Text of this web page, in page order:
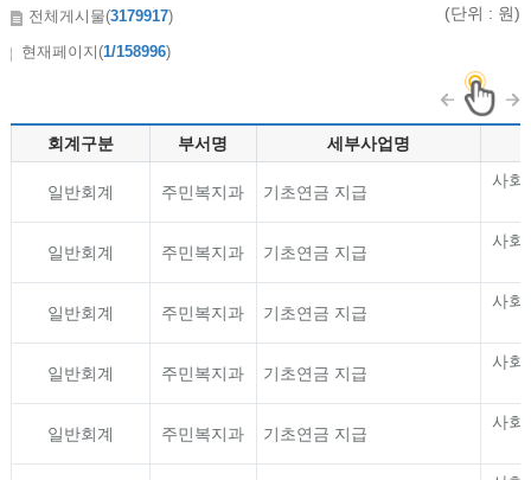
전체게시물(3179917)
현재페이지(1/158996)
(단위 : 원)
회계구분 부서명 세부사업명
일반회계 주민복지과 기초연금 지급
사회
일반회계 주민복지과 기초연금 지급
사회
일반회계 주민복지과 기초연금 지급
사회
일반회계 주민복지과 기초연금 지급
사회
일반회계 주민복지과 기초연금 지급
사회